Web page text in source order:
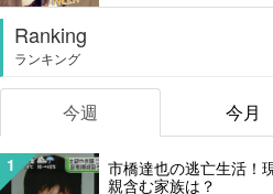
Ranking
ランキング
今週 今月
1
市橋達也の逃亡生活！
親含む家族は？